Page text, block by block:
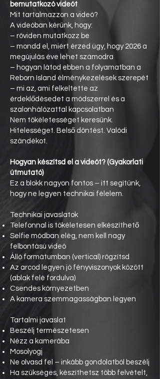
bemutatkozó videót
Mit tartalmazzon a videó?
A videóban kérünk, hogy:
– röviden mutatkozz be
– mondd el, miért érzed úgy, hogy 2026 a
megújulás éve lehet számodra
– hogyan látod ebben a folyamatban a
Reborn Island élménykezelések szerepét
– mi az, ami felkeltette az
érdeklődésedet a módszerrel és a
szalonhálózattal kapcsolatban
Nem tökéletességet keresünk.
Hitelességet. Belső döntést. Valódi
szándékot.
Hogyan készítsd el a videót? (Gyakorlati
útmutató)
Ez a blokk nagyon fontos – itt segítünk,
hogy ne legyen technikai félelem.
Technikai javaslatok
Telefonnal is tökéletesen elkészíthető
Selfie módban elég, nem kell nagy
felbontású videó
Álló formátumban (vertical) rögzítsd
Az arcod legyen jó fényviszonyok között
(ablak felé fordulva)
Csendes környezetben
A kamera szemmagasságban legyen
Tartalmi javaslat
Beszélj természetesen
Nézz a kamerába
Mosolyogj
Ne olvasd fel – inkább gondolatból beszélj
Ha szükséges, készíthetsz több felvételt,